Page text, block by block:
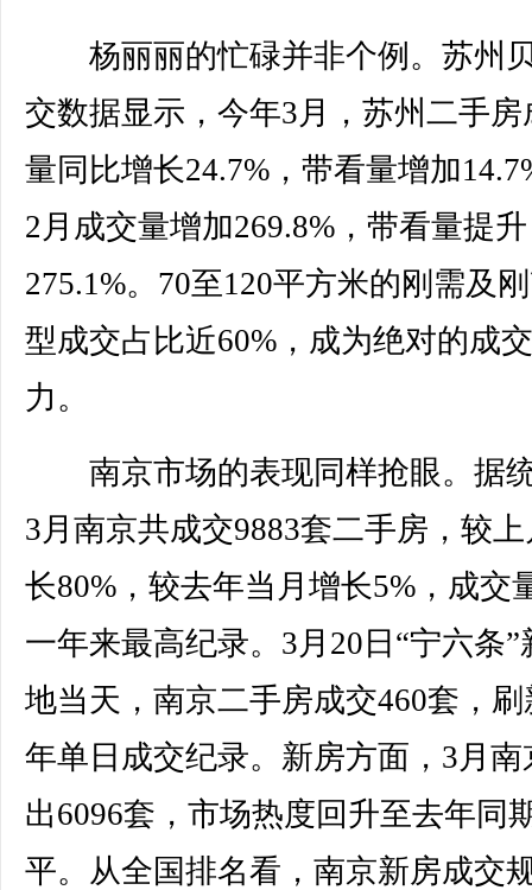
杨丽丽的忙碌并非个例。苏州
交数据显示，今年3月，苏州二手房
量同比增长24.7%，带看量增加
2月成交量增加269.8%，带看量提升
275.1%。70至120平方米的刚需及
型成交占比近60%，成为绝对的成
力。
南京市场的表现同样抢眼。据
3月南京共成交9883套二手房，较
长80%，较去年当月增长5%，成交
一年来最高纪录。3月20日“宁六条”
地当天，南京二手房成交460套，刷
年单日成交纪录。新房方面，3月南
出6096套，市场热度回升至去年同
平。从全国排名看，南京新房成交